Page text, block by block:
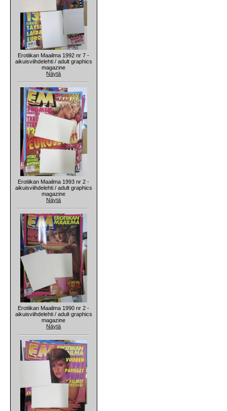
Erotiikan Maailma 1992 nr 7 -
aikuisviihdelehti / adult graphics
magazine
Näytä
Erotiikan Maailma 1993 nr 2 -
aikuisviihdelehti / adult graphics
magazine
Näytä
Erotiikan Maailma 1990 nr 2 -
aikuisviihdelehti / adult graphics
magazine
Näytä